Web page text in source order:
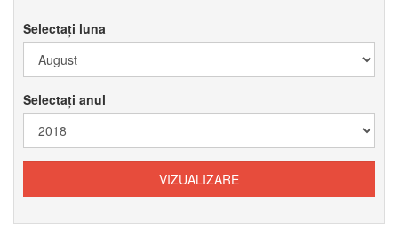
Selectați luna
Selectați anul